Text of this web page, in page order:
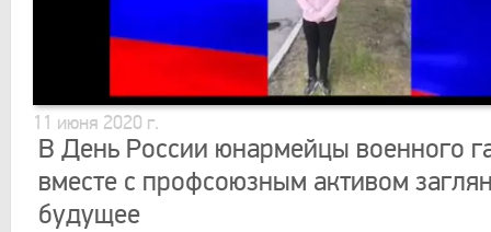
11 июня 2020 г.
В День России юнармейцы военного
вместе с профсоюзным активом
будущее